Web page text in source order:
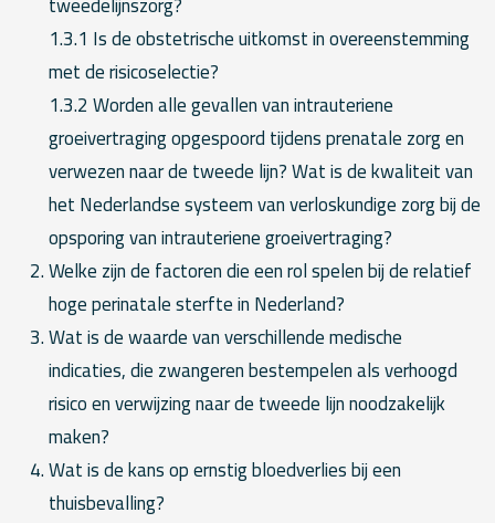
1.3.1 Is de obstetrische uitkomst in overeenstemming
met de risicoselectie?
1.3.2 Worden alle gevallen van intrauteriene
groeivertraging opgespoord tijdens prenatale zorg en
verwezen naar de tweede lijn? Wat is de kwaliteit van
het Nederlandse systeem van verloskundige zorg bij de
opsporing van intrauteriene groeivertraging?
Welke zijn de factoren die een rol spelen bij de relatief
hoge perinatale sterfte in Nederland?
Wat is de waarde van verschillende medische
indicaties, die zwangeren bestempelen als verhoogd
risico en verwijzing naar de tweede lijn noodzakelijk
maken?
Wat is de kans op ernstig bloedverlies bij een
thuisbevalling?